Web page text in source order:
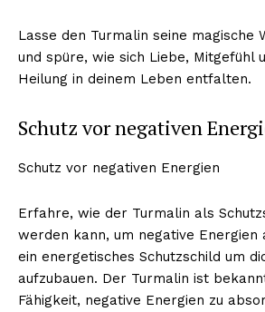
Lasse den Turmalin seine magische
und spüre, wie sich Liebe, Mitgefühl
Heilung in deinem Leben entfalten.
Schutz vor negativen
Schutz vor negativen Energien
Erfahre, wie der Turmalin als
werden kann, um negative Energien
ein energetisches Schutzschild um
aufzubauen. Der Turmalin ist
Fähigkeit, negative Energien zu